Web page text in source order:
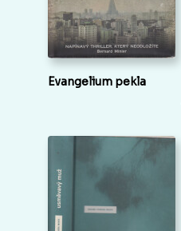
Evangelium pekla